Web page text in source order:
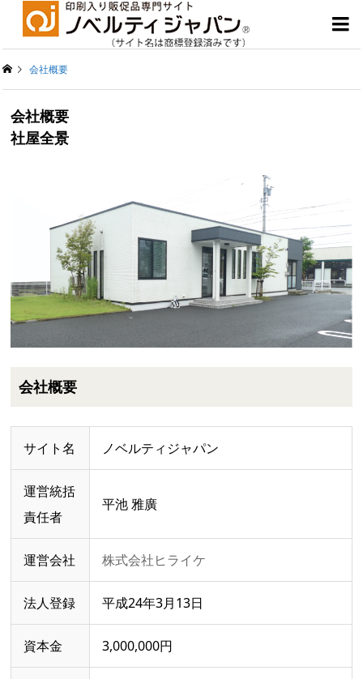

会社概要
会社概要
社屋全景
会社概要
サイト名 ノベルティジャパン
運営統括
責任者
平池 雅廣
運営会社 株式会社ヒライケ
法人登録 平成24年3月13日
資本金 3,000,000円